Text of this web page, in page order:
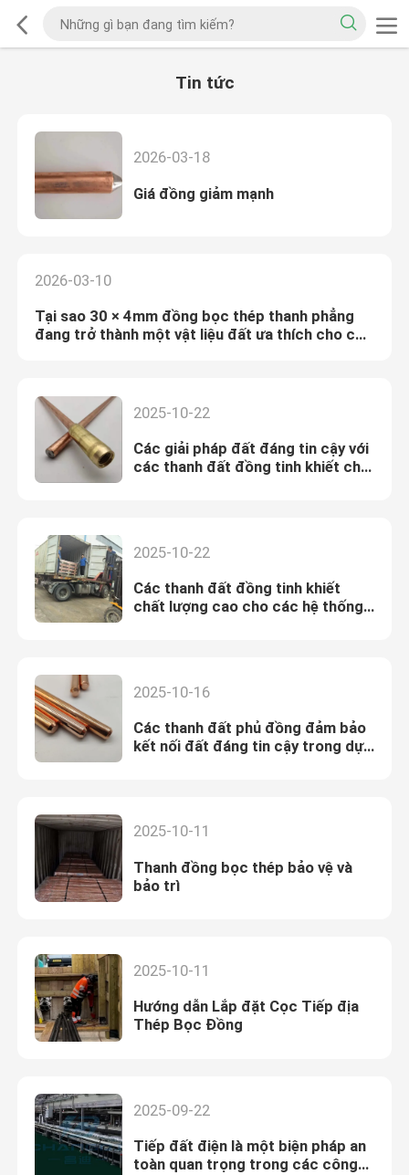
Tin tức
2026-03-18
Giá đồng giảm mạnh
2026-03-10
Tại sao 30 × 4mm đồng bọc thép thanh phẳng
đang trở thành một vật liệu đất ưa thích cho cơ
2025-10-22
Các giải pháp đất đáng tin cậy với
các thanh đất đồng tinh khiết cho
2025-10-22
Các thanh đất đồng tinh khiết
chất lượng cao cho các hệ thống
2025-10-16
Các thanh đất phủ đồng đảm bảo
kết nối đất đáng tin cậy trong dự
2025-10-11
Thanh đồng bọc thép bảo vệ và
bảo trì
2025-10-11
Hướng dẫn Lắp đặt Cọc Tiếp địa
Thép Bọc Đồng
2025-09-22
Tiếp đất điện là một biện pháp an
toàn quan trọng trong các công